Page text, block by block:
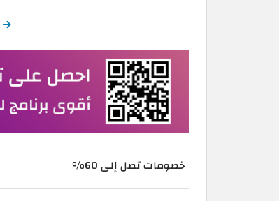
خصومات تصل إلى 60%